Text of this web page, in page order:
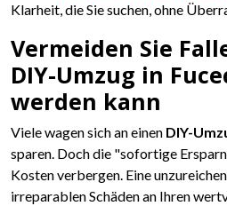
Klarheit, die Sie suchen, ohne
Vermeiden Sie
DIY-Umzug in
werden kann
Viele wagen sich an einen DIY-
sparen. Doch die "sofortige
Kosten verbergen. Eine
irreparablen Schäden an Ihren